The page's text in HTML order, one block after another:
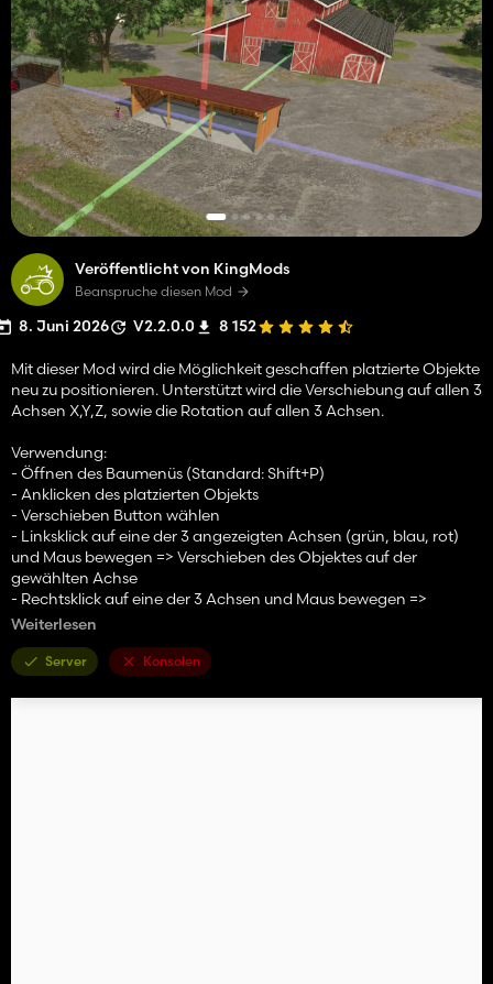
Veröffentlicht von KingMods
Beanspruche diesen Mod
8. Juni 2026 V2.2.0.0 8 152
Mit dieser Mod wird die Möglichkeit geschaffen platzierte Objekte
neu zu positionieren. Unterstützt wird die Verschiebung auf allen 3
Achsen X,Y,Z, sowie die Rotation auf allen 3 Achsen.
Verwendung:
- Öffnen des Baumenüs (Standard: Shift+P)
- Anklicken des platzierten Objekts
- Verschieben Button wählen
- Linksklick auf eine der 3 angezeigten Achsen (grün, blau, rot)
und Maus bewegen => Verschieben des Objektes auf der
gewählten Achse
- Rechtsklick auf eine der 3 Achsen und Maus bewegen =>
Rotation des Objektes auf der Achse ändern
oder mit der Escape Taste bestätigen, es erfolgt eine finale
Abfrage zur Bestätigung
- Während der Bearbeitung kann über Escape die Änderung
Weiterlesen
Server Konsolen